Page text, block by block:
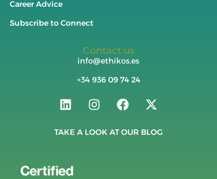
Career Advice
Subscribe to Connect
Contact us
info@ethikos.es
+34 936 09 74 24
TAKE A LOOK AT OUR BLOG